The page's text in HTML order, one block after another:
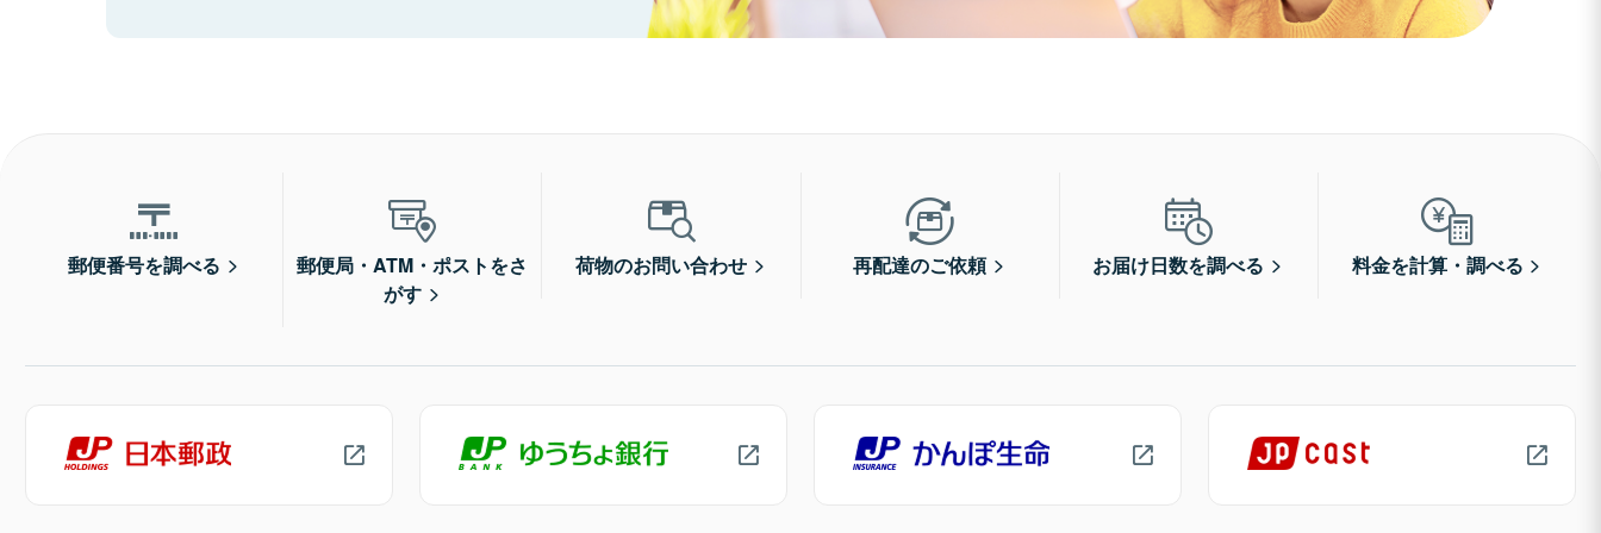
郵便番号を調べる
郵便局・ATM・ポストをさ
がす
荷物のお問い合わせ 再配達のご依頼 お届け日数を調べる 料金を計算・調べる